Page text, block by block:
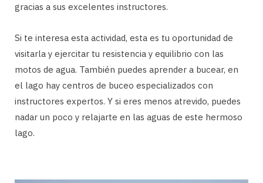
gracias a sus excelentes instructores.
Si te interesa esta actividad, esta es tu oportunidad de
visitarla y ejercitar tu resistencia y equilibrio con las
motos de agua. También puedes aprender a bucear, en
el lago hay centros de buceo especializados con
instructores expertos. Y si eres menos atrevido, puedes
nadar un poco y relajarte en las aguas de este hermoso
lago.